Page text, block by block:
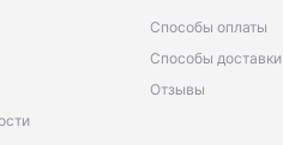
Способы оплаты
Способы доставки
Отзывы